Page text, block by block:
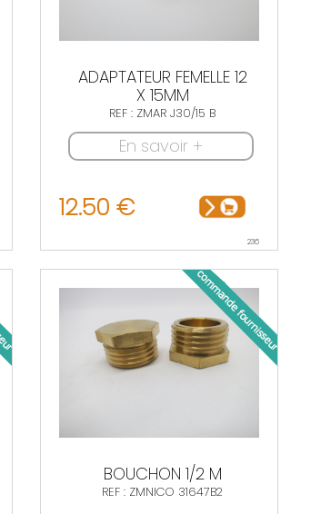
ADAPTATEUR FEMELLE 12
X 15MM
REF : ZMAR J30/15 B
En savoir +
12.50 €
236
BOUCHON 1/2 M
REF : ZMNICO 31647B2